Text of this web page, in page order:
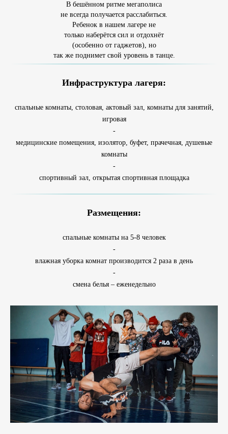
В бешённом ритме мегаполиса
не всегда получается расслабиться.
Ребенок в нашем лагере не
только наберётся сил и отдохнёт
(особенно от гаджетов), но
так же поднимет свой уровень в танце.
Инфраструктура лагеря:
спальные комнаты, столовая, актовый зал, комнаты для занятий,
игровая
-
медицинские помещения, изолятор, буфет, прачечная, душевые
комнаты
-
спортивный зал, открытая спортивная площадка
Размещения:
спальные комнаты на 5-8 человек
-
влажная уборка комнат производится 2 раза в день
-
смена белья – еженедельно